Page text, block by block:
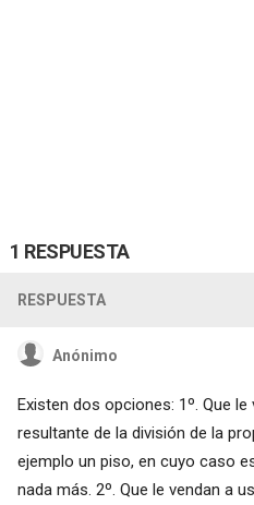
1 RESPUESTA
RESPUESTA
Anónimo
Existen dos opciones: 1º. Que
resultante de la división de la
ejemplo un piso, en cuyo caso
nada más. 2º. Que le vendan a